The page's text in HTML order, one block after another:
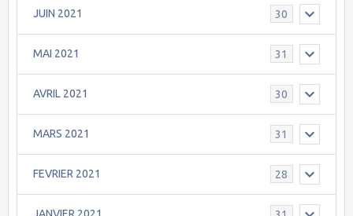
JUIN 2021 30
MAI 2021 31
AVRIL 2021 30
MARS 2021 31
FEVRIER 2021 28